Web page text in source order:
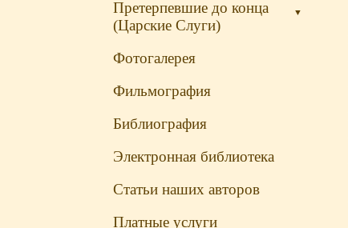
▼
Претерпевшие до конца
(Царские Слуги)
Фотогалерея
Фильмография
Библиография
Электронная библиотека
Статьи наших авторов
Платные услуги